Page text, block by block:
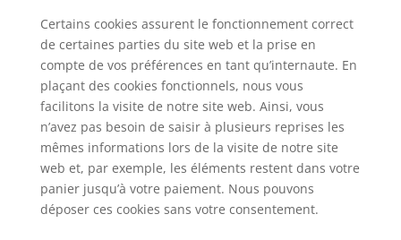
Certains cookies assurent le fonctionnement correct
de certaines parties du site web et la prise en
compte de vos préférences en tant qu’internaute. En
plaçant des cookies fonctionnels, nous vous
facilitons la visite de notre site web. Ainsi, vous
n’avez pas besoin de saisir à plusieurs reprises les
mêmes informations lors de la visite de notre site
web et, par exemple, les éléments restent dans votre
panier jusqu’à votre paiement. Nous pouvons
déposer ces cookies sans votre consentement.